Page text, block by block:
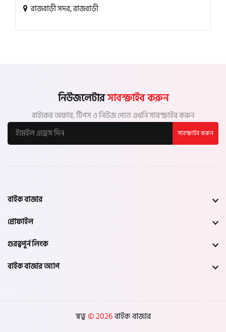
রাজবাড়ী সদর, রাজবাড়ী
নিউজলেটারসাবস্ক্রাইব করুন
বাইকের অফার, টিপস ও নিউজ পেতে এখনি সাবস্ক্রাইব করুন
সাবস্ক্রাইব করুন
বাইক বাজার
প্রোফাইল
গুরত্বপূর্ন লিংক
বাইক বাজার অ্যাপ
স্বত্ব© 2026বাইক বাজার